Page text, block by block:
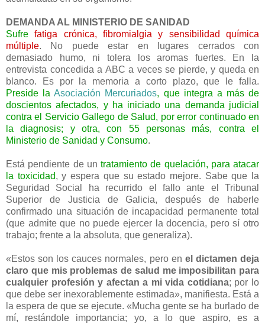
DEMANDA AL MINISTERIO DE SANIDAD
Sufre
fatiga crónica, fibromialgia y sensibilidad química
múltiple. No puede estar en lugares cerrados con
demasiado humo, ni tolera los aromas fuertes. En la
entrevista concedida a ABC a veces se pierde, y queda en
blanco. Es por la memoria a corto plazo, que le falla.
Preside la Asociación Mercuriados, que integra a más de
doscientos afectados, y ha iniciado una demanda judicial
contra el Servicio Gallego de Salud, por error continuado en
la diagnosis; y otra, con 55 personas más, contra el
Ministerio de Sanidad y Consumo.
Está pendiente de un tratamiento de quelación, para atacar
la toxicidad, y espera que su estado mejore. Sabe que la
Seguridad Social ha recurrido el fallo ante el Tribunal
Superior de Justicia de Galicia, después de haberle
confirmado una situación de incapacidad permanente total
(que admite que no puede ejercer la docencia, pero sí otro
trabajo; frente a la absoluta, que generaliza).
«Estos son los cauces normales, pero en el dictamen deja
claro que mis problemas de salud me imposibilitan para
cualquier profesión y afectan a mi vida cotidiana; por lo
que debe ser inexorablemente estimada», manifiesta. Está a
la espera de que se ejecute. «Mucha gente se ha burlado de
mí, restándole importancia; yo, a lo que aspiro, es a